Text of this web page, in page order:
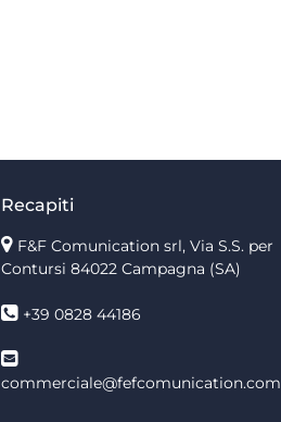
Recapiti
F&F Comunication srl, Via S.S. per
Contursi 84022 Campagna (SA)
+39 0828 44186
commerciale@fefcomunication.com